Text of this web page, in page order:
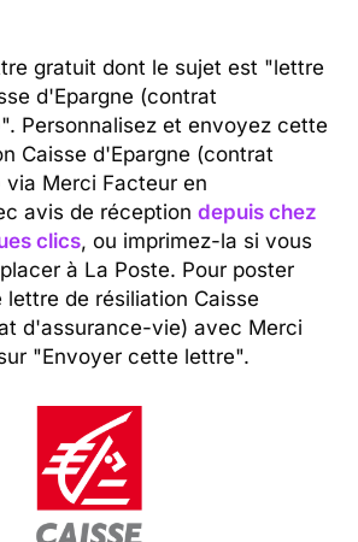
gratuit dont le sujet est "lettre
d'Epargne (contrat
Personnalisez et envoyez cette
Caisse d'Epargne (contrat
Merci Facteur en
avis de réception depuis chez
clics, ou imprimez-la si vous
à La Poste. Pour poster
de résiliation Caisse
d'assurance-vie) avec Merci
"Envoyer cette lettre".